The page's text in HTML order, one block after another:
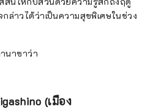
ล่าวได้ว่าเป็นความสุขพิเศษในช่วง
นาซาว่า
(เมือง